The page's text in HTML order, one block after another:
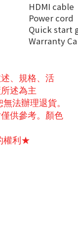
HDMI cable
Power cord
Quick start
Warranty
、規格、活
述為主
法辦理退貨。
供參考。顏色
權利★